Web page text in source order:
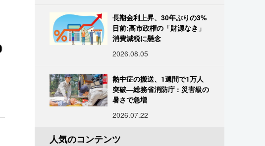
長期金利上昇、30年ぶりの3%
目前:高市政権の「財源なき」
消費減税に懸念
2026.08.05
熱中症の搬送、1週間で1万人
突破―総務省消防庁 : 災害級の
暑さで急増
2026.07.22
人気のコンテンツ